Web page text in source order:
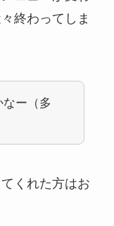
終わってしま
ー（多
くれた方はお